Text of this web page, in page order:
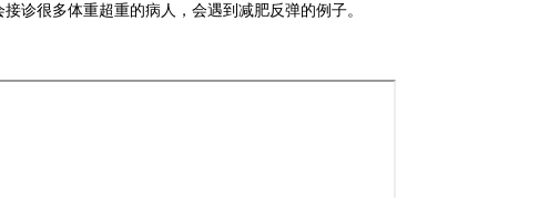
接诊很多体重超重的病人 ，会遇到减肥反弹的例子。